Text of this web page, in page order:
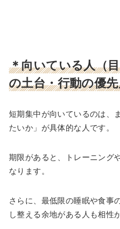
＊向いている人（
の土台・行動の優
短期集中が向いているのは、
たいか」が具体的な人です。
期限があると、トレーニング
なります。
さらに、最低限の睡眠や食事
し整える余地がある人も相性